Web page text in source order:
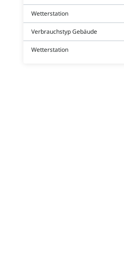
Wetterstation
Verbrauchstyp Gebäude
Wetterstation